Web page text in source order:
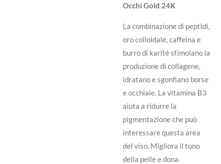
Occhi Gold 24K
La combinazione di peptidi,
oro colloidale, caffeina e
burro di karité stimolano la
produzione di collagene,
idratano e sgonfiano borse
e occhiaie. La vitamina B3
aiuta a ridurre la
pigmentazione che può
interessare questa area
del viso. Migliora il tono
della pelle e dona